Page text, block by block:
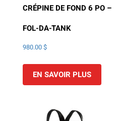
CRÉPINE DE FOND 6 PO –
FOL-DA-TANK
980.00$
EN SAVOIR PLUS